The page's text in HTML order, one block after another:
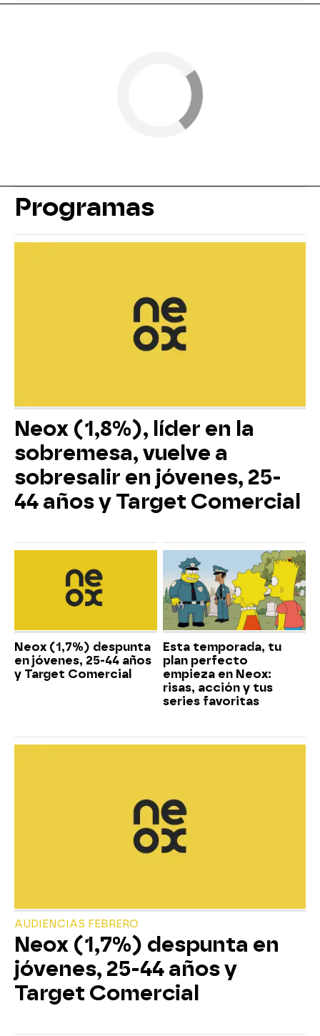
Programas
Neox (1,8%), líder en la
sobremesa, vuelve a
sobresalir en jóvenes, 25-
44 años y Target Comercial
Neox (1,7%) despunta
en jóvenes, 25-44 años
y Target Comercial
Esta temporada, tu
plan perfecto
empieza en Neox:
risas, acción y tus
series favoritas
AUDIENCIAS FEBRERO
Neox (1,7%) despunta en
jóvenes, 25-44 años y
Target Comercial